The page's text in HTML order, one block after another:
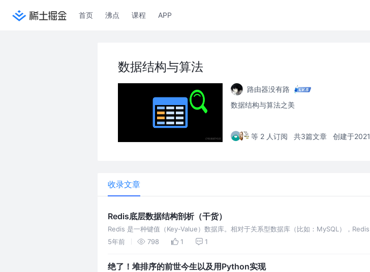
首页 沸点 课程 APP
数据结构与算法
路由器没有路
数据结构与算法之美
等 2 人订阅 共3篇文章 创建于
收录文章
Redis底层数据结构剖析（干货）
Redis 是一种键值（Key-Value）数据库。相对于关系型数据库（比如：MySQL），
“键”和“值”两部分，只能通过“键”来查询“值”。
5年前 798 1 1
绝了！堆排序的前世今生以及用Python实现